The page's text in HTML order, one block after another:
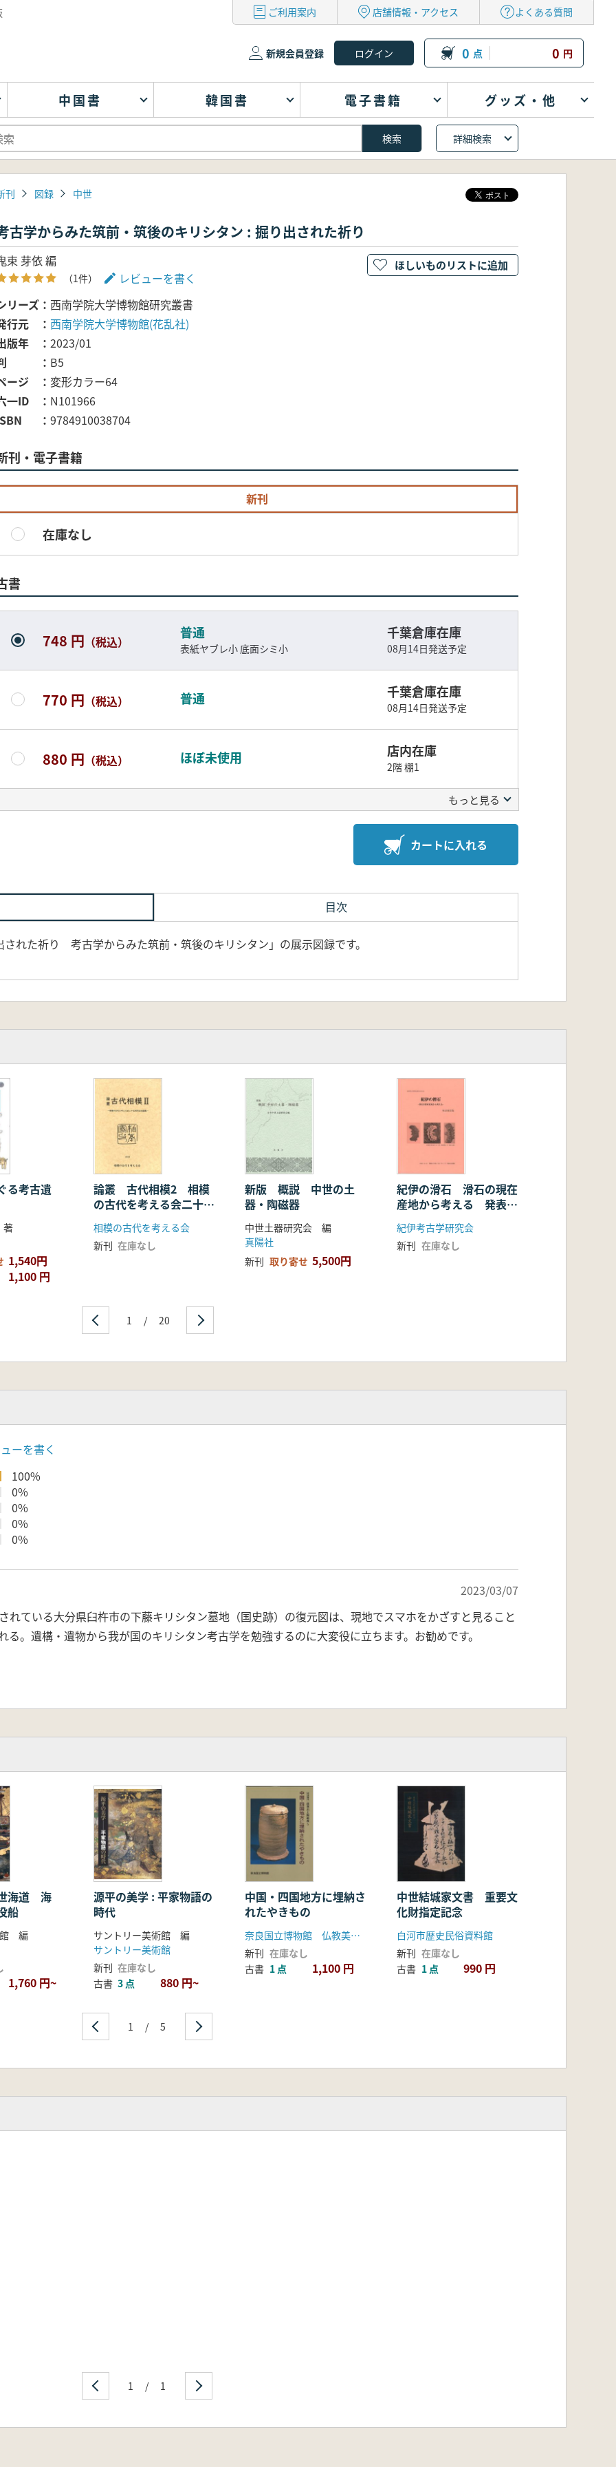
ご利用案内 店舗情報・アクセス よくある質問
新規会員登録 0 点 0 円
中国書 韓国書 電子書籍 グッズ・他
詳細検索
刊 図録 中世
古学からみた筑前・筑後のキリシタン : 掘り出された祈り
束 芽依 編
（1件）
レビューを書く
リーズ
西南学院大学博物館研究叢書
行元
西南学院大学博物館(花乱社)
版年
2023/01
B5
ージ
変形カラー64
一ID
N101966
9784910038704
刊・電子書籍
新刊
在庫なし
書
748 円 （税込）
普通
表紙ヤブレ小 底面シミ小
千葉倉庫在庫
08月14日発送予定
770 円 （税込） 普通 千葉倉庫在庫
08月14日発送予定
880 円 （税込） ほぼ未使用 店内在庫
2階 棚1
もっと見る
カートに入れる
ほしいものリストに追加
目次
れた祈り 考古学からみた筑前・筑後のキリシタン」の展示図録です。
る考古遺
著
1,540円
1,100 円
論叢 古代相模2 相模
の古代を考える会二十五
周年記念論集
相模の古代を考える会
新刊 在庫なし
新版 概説 中世の土
器・陶磁器
中世土器研究会 編
真陽社
新刊 取り寄せ 5,500円
紀伊の滑石 滑石の現在
産地から考える 発表要
旨集
紀伊考古学研究会
新刊 在庫なし
1 / 20
ーを書く
100%
0%
0%
0%
0%
2023/03/07
れている大分県臼杵市の下藤キリシタン墓地（国史跡）の復元図は、現地でスマホをかざすと見ること
。遺構・遺物から我が国のキリシタン考古学を勉強するのに大変役に立ちます。お勧めです。
海道 海
船
館 編
1,760 円~
源平の美学 : 平家物語の
時代
サントリー美術館 編
サントリー美術館
新刊 在庫なし
古書 3 点 880 円~
中国・四国地方に埋納さ
れたやきもの
奈良国立博物館 仏教美術協会
新刊 在庫なし
古書 1 点 1,100 円
中世結城家文書 重要文
化財指定記念
白河市歴史民俗資料館
新刊 在庫なし
古書 1 点 990 円
1 / 5
1 / 1